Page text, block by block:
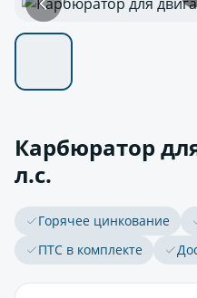
Карбюратор
л.с.
Горячее цинкование
ПТС в комплекте